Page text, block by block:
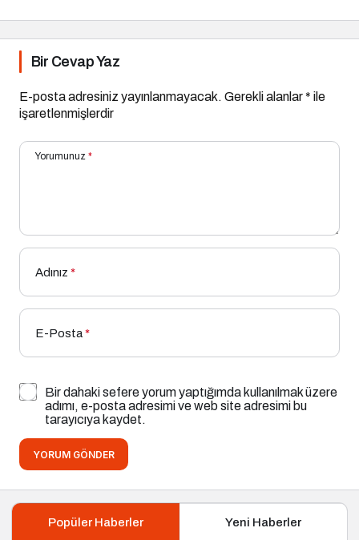
Bir Cevap Yaz
E-posta adresiniz yayınlanmayacak. Gerekli alanlar* ile
işaretlenmişlerdir
Yorumunuz *
Adınız *
E-Posta*
Bir dahaki sefere yorum yaptığımda kullanılmak üzere
adımı, e-posta adresimi ve web site adresimi bu
tarayıcıya kaydet.
YORUM GÖNDER
Popüler Haberler Yeni Haberler